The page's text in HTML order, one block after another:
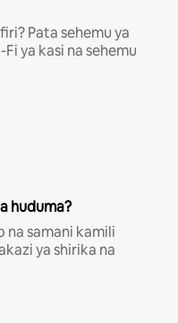
Pata sehemu ya
ya kasi na sehemu
huduma?
na samani kamili
ya shirika na